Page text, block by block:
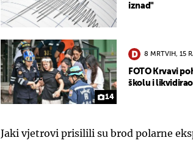
iznad"
14
8 MRTVIH, 15
FOTO Krvavi
školu i
Jaki vjetrovi prisilili su brod polarne